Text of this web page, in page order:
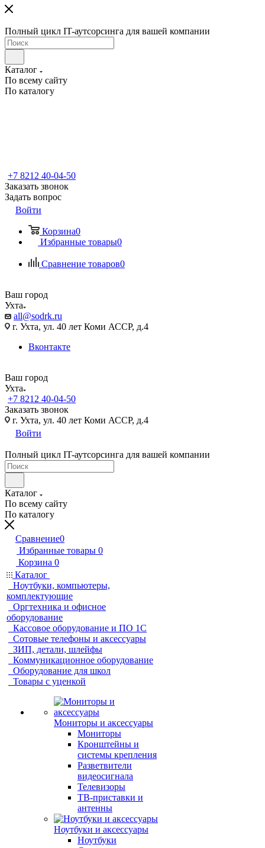
Полный цикл IT-аутсорсинга для вашей компании
Каталог
По всему сайту
По каталогу
+7 8212 40-04-50
Заказать звонок
Задать вопрос
Войти
Корзина0
Избранные товары0
Сравнение товаров0
Ваш город
Ухта
all@sodrk.ru
г. Ухта, ул. 40 лет Коми АССР, д.4
Вконтакте
Ваш город
Ухта
+7 8212 40-04-50
Заказать звонок
г. Ухта, ул. 40 лет Коми АССР, д.4
Войти
Полный цикл IT-аутсорсинга для вашей компании
Каталог
По всему сайту
По каталогу
Сравнение0
Избранные товары 0
Корзина 0
Каталог
Ноутбуки, компьютеры,
комплектующие
Оргтехника и офисное
оборудование
Кассовое оборудование и ПО 1С
Сотовые телефоны и аксессуары
ЗИП, детали, шлейфы
Коммуникационное оборудование
Оборудование для школ
Товары с уценкой
Мониторы и аксессуары
Мониторы
Кронштейны и
системы крепления
Разветвители
видеосигнала
Телевизоры
ТВ-приставки и
антенны
Ноутбуки и аксессуары
Ноутбуки